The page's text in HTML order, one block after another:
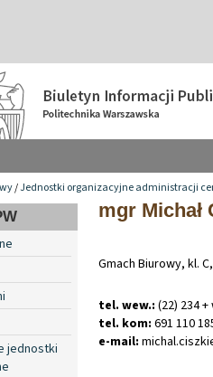
/Jednostki organizacyjne administracji
jednostki
mgr Michał
Gmach Biurowy, kl.
tel. wew.: (22) 234
tel. kom: 691 110
e-mail: michal.